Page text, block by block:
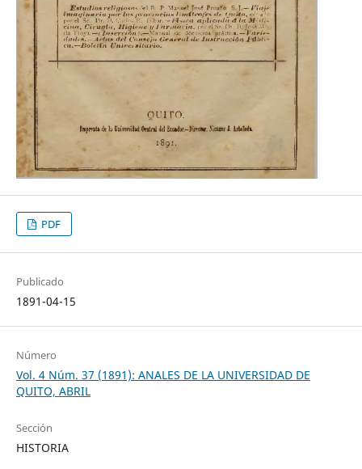
PDF
Publicado
1891-04-15
Número
Vol. 4 Núm. 37 (1891): ANALES DE LA UNIVERSIDAD DE
QUITO, ABRIL
Sección
HISTORIA